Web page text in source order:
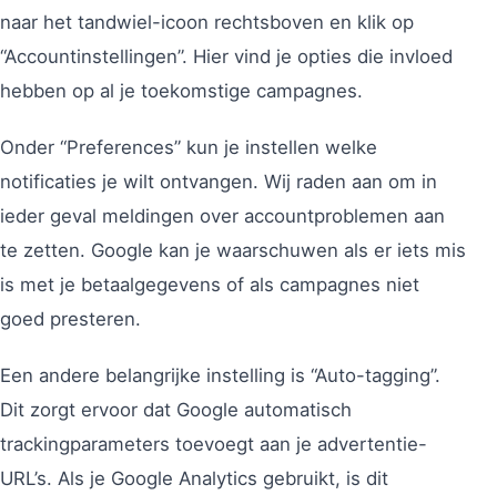
naar het tandwiel-icoon rechtsboven en klik op
“Accountinstellingen”. Hier vind je opties die invloed
hebben op al je toekomstige campagnes.
Onder “Preferences” kun je instellen welke
notificaties je wilt ontvangen. Wij raden aan om in
ieder geval meldingen over accountproblemen aan
te zetten. Google kan je waarschuwen als er iets mis
is met je betaalgegevens of als campagnes niet
goed presteren.
Een andere belangrijke instelling is “Auto-tagging”.
Dit zorgt ervoor dat Google automatisch
trackingparameters toevoegt aan je advertentie-
URL’s. Als je Google Analytics gebruikt, is dit